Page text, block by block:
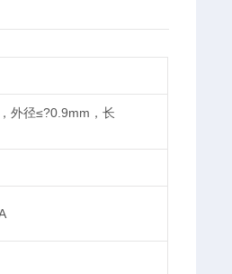
外径≤?0.9mm，长